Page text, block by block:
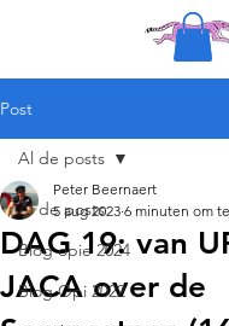
Post
Al de posts
Blog opie 2024
Blog Opi 2022
Al de posts
DAG 19: van
JACA over de
Peter Beernaert
5 aug 2023 6 minuten om